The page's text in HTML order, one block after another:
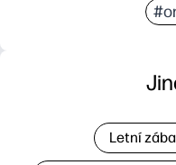
Letní